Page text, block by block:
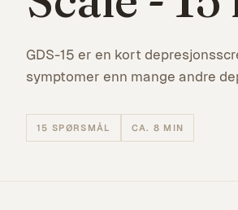
GDS-15 er en kort
symptomer enn mange andre
15 SPØRSMÅL CA. 8 MIN